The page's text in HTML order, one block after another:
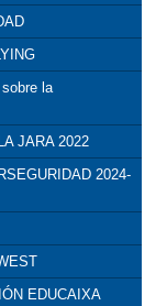
la
JARA 2022
2024-
EDUCAIXA